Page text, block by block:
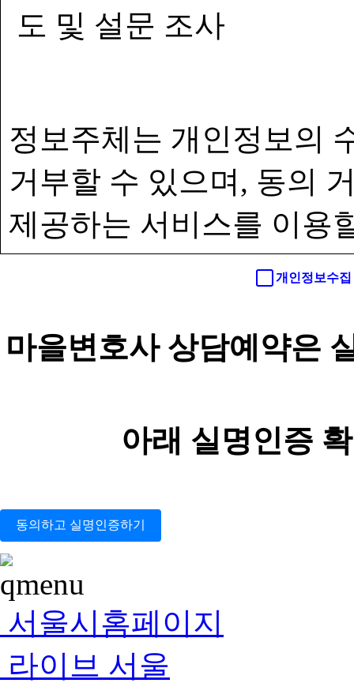
도 및 설문 조사
정보주체는 개인정보의
거부할 수 있으며, 동의
제공하는 서비스를 이용
개인정보수
마을변호사 상담예약은
아래 실명인증
동의하고 실명인증하기
서울시홈페이지
라이브 서울